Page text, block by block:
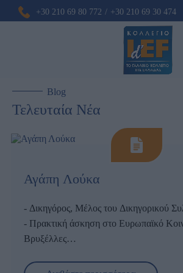
+30 210 69 80 772 / +30 210 69 30 474
Blog
Τελευταία Νέα
Αγάπη Λούκα
- Δικηγόρος, Μέλος του Δικηγορικού
- Πρακτική άσκηση στο Ευρωπαϊκό
Βρυξέλλες
Nord
Νομικής επιστήμης στο
Γαλλικό